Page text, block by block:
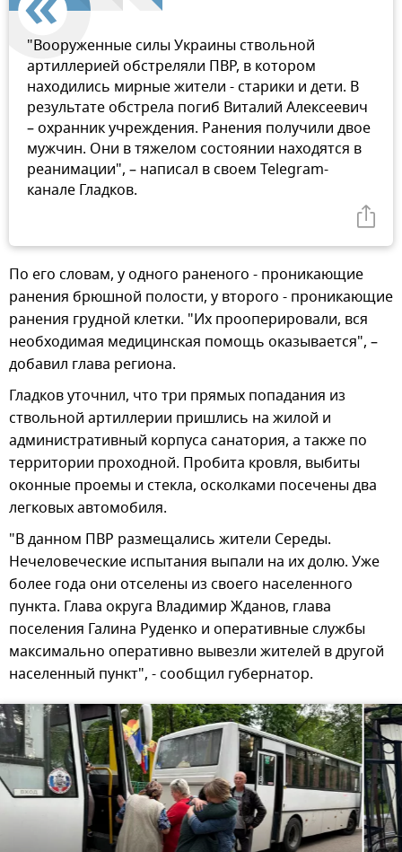
"Вооруженные силы Украины ствольной
артиллерией обстреляли ПВР, в котором
находились мирные жители - старики и дети. В
результате обстрела погиб Виталий Алексеевич
– охранник учреждения. Ранения получили двое
мужчин. Они в тяжелом состоянии находятся в
реанимации", – написал в своем Telegram-
канале Гладков.
По его словам, у одного раненого - проникающие
ранения брюшной полости, у второго - проникающие
ранения грудной клетки. "Их прооперировали, вся
необходимая медицинская помощь оказывается", –
добавил глава региона.
Гладков уточнил, что три прямых попадания из
ствольной артиллерии пришлись на жилой и
административный корпуса санатория, а также по
территории проходной. Пробита кровля, выбиты
оконные проемы и стекла, осколками посечены два
легковых автомобиля.
"В данном ПВР размещались жители Середы.
Нечеловеческие испытания выпали на их долю. Уже
более года они отселены из своего населенного
пункта. Глава округа Владимир Жданов, глава
поселения Галина Руденко и оперативные службы
максимально оперативно вывезли жителей в другой
населенный пункт", - сообщил губернатор.